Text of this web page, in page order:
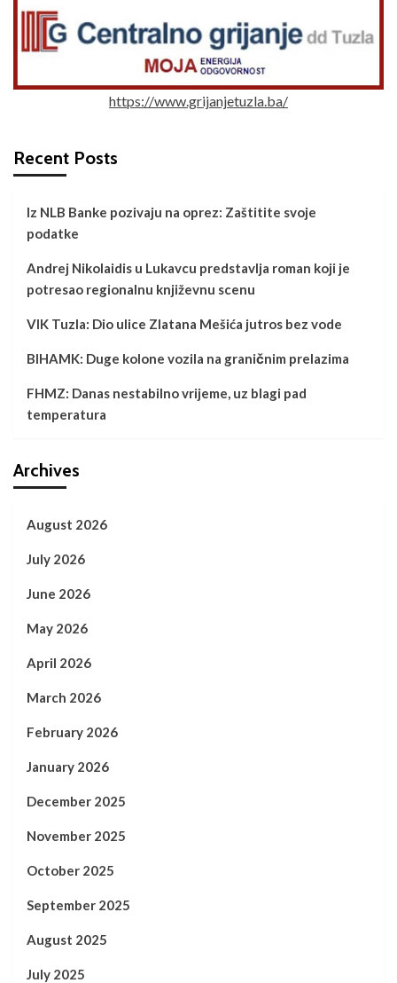
https://www.grijanjetuzla.ba/
Recent Posts
Iz NLB Banke pozivaju na oprez: Zaštitite svoje
podatke
Andrej Nikolaidis u Lukavcu predstavlja roman koji je
potresao regionalnu književnu scenu
VIK Tuzla: Dio ulice Zlatana Mešića jutros bez vode
BIHAMK: Duge kolone vozila na graničnim prelazima
FHMZ: Danas nestabilno vrijeme, uz blagi pad
temperatura
Archives
August 2026
July 2026
June 2026
May 2026
April 2026
March 2026
February 2026
January 2026
December 2025
November 2025
October 2025
September 2025
August 2025
July 2025